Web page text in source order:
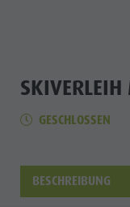
DIE
Die Dörfer
Der Kronplatz
Geführte
Kinder und Familien
A - Z
Unterkunft Buchen
Nachhaltigkeit
Umwelt
GESCHLOSSEN
BESCHREIBUNG